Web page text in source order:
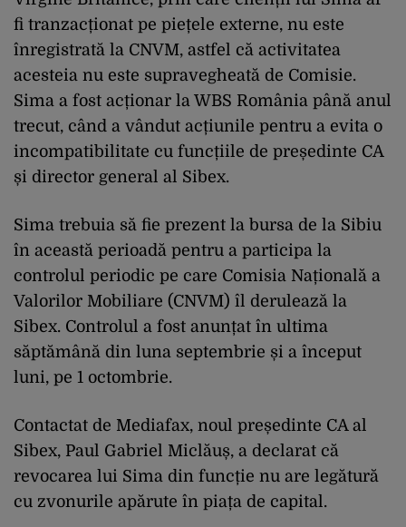
fi tranzacționat pe piețele externe, nu este
înregistrată la CNVM, astfel că activitatea
acesteia nu este supravegheată de Comisie.
Sima a fost acționar la WBS România până anul
trecut, când a vândut acțiunile pentru a evita o
incompatibilitate cu funcțiile de președinte CA
și director general al Sibex.
Sima trebuia să fie prezent la bursa de la Sibiu
în această perioadă pentru a participa la
controlul periodic pe care Comisia Națională a
Valorilor Mobiliare (CNVM) îl derulează la
Sibex. Controlul a fost anunțat în ultima
săptămână din luna septembrie și a început
luni, pe 1 octombrie.
Contactat de Mediafax, noul președinte CA al
Sibex, Paul Gabriel Miclăuș, a declarat că
revocarea lui Sima din funcție nu are legătură
cu zvonurile apărute în piața de capital.